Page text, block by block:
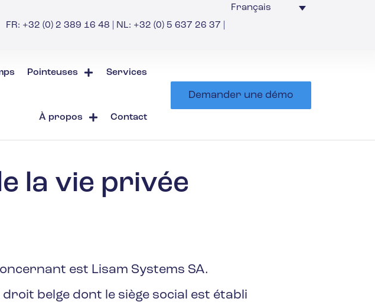
FR: +32 (0) 2 389 16 48 | NL: +32 (0) 5 637 26 37 |
Français
Pointeuses Services
À propos Contact
Demander une démo
la vie privée
est Lisam Systems SA.
belge dont le siège social est établi